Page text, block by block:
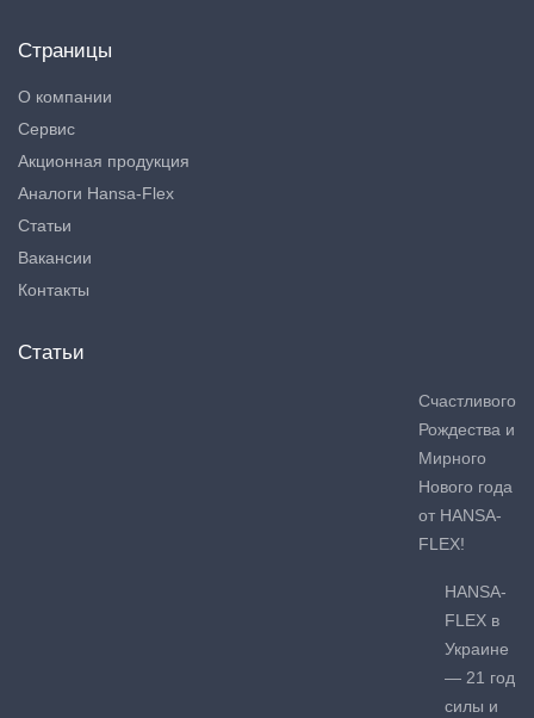
Страницы
О компании
Сервис
Акционная продукция
Аналоги Hansa-Flex
Статьи
Вакансии
Контакты
Статьи
Счастливого
Рождества и
Мирного
Нового года
от HANSA-
FLEX!
HANSA-
FLEX в
Украине
— 21 год
силы и